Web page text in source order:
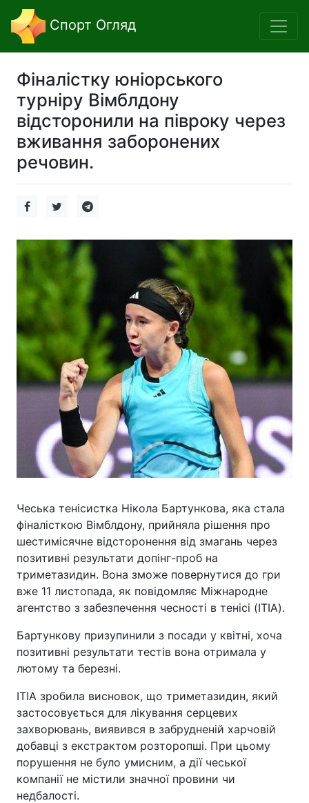
Спорт Огляд
Фіналістку юніорського
турніру Вімблдону
відсторонили на півроку через
вживання заборонених
речовин.
Чеська тенісистка Нікола Бартункова, яка стала
фіналісткою Вімблдону, прийняла рішення про
шестимісячне відсторонення від змагань через
позитивні результати допінг-проб на
триметазидин. Вона зможе повернутися до гри
вже 11 листопада, як повідомляє Міжнародне
агентство з забезпечення чесності в тенісі (ITIA).
Бартункову призупинили з посади у квітні, хоча
позитивні результати тестів вона отримала у
лютому та березні.
ITIA зробила висновок, що триметазидин, який
застосовується для лікування серцевих
захворювань, виявився в забрудненій харчовій
добавці з екстрактом розторопші. При цьому
порушення не було умисним, а дії чеської
компанії не містили значної провини чи
недбалості.